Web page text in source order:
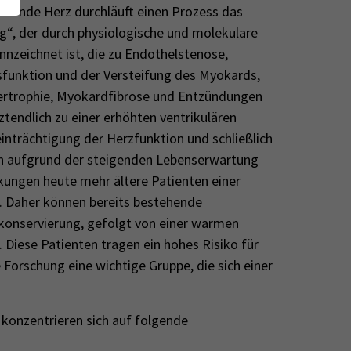
Herz durchläuft einen Prozess das
der durch physiologische und molekulare
ist, die zu Endothelstenose,
und der Versteifung des Myokards,
Myokardfibrose und Entzündungen
zu einer erhöhten ventrikulären
der Herzfunktion und schließlich
aufgrund der steigenden Lebenserwartung
heute mehr ältere Patienten einer
können bereits bestehende
gefolgt von einer warmen
Patienten tragen ein hohes Risiko für
eine wichtige Gruppe, die sich einer
sich auf folgende